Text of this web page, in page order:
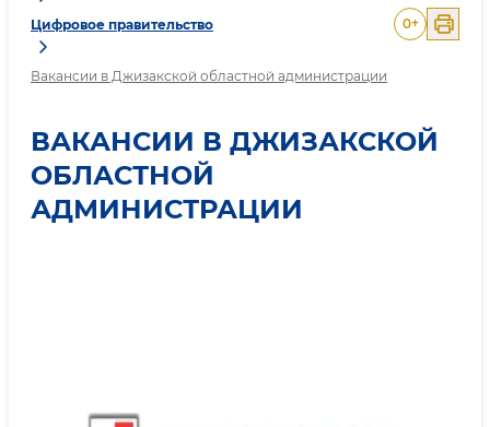
Цифровое правительство
Вакансии в Джизакской областной администрации
0+
ВАКАНСИИ В ДЖИЗАКСКОЙ
ОБЛАСТНОЙ
АДМИНИСТРАЦИИ